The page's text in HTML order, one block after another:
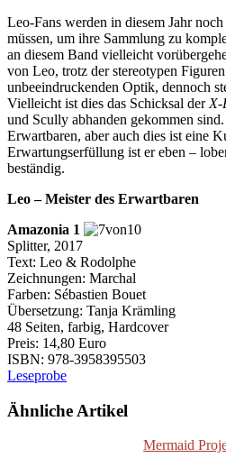
Leo-Fans werden in diesem Jahr
müssen, um ihre Sammlung zu
an diesem Band vielleicht
von Leo, trotz der stereotypen
unbeeindruckenden Optik, dennoch
Vielleicht ist dies das Schicksal der X-
und Scully abhanden gekommen
Erwartbaren, aber auch dies ist eine
Erwartungserfüllung ist er eben –
beständig.
Leo – Meister des Erwartbaren
Amazonia 1
Splitter, 2017
Text: Leo & Rodolphe
Zeichnungen: Marchal
Farben: Sébastien Bouet
Übersetzung: Tanja Krämling
48 Seiten, farbig, Hardcover
Preis: 14,80 Euro
ISBN: 978-3958395503
Leseprobe
Ähnliche Artikel
Mermaid